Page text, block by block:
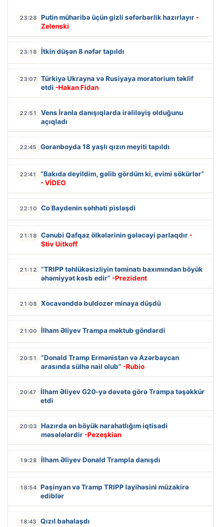
23:28 Putin müharibə üçün gizli səfərbərlik hazırlayır -
Zelenski
23:18 İtkin düşən 8 nəfər tapıldı
23:07
Türkiyə Ukrayna və Rusiyaya moratorium təklif
etdi -Hakan Fidan
22:51
Vens İranla danışıqlarda irəliləyiş olduğunu
açıqladı
22:45 Goranboyda 18 yaşlı qızın meyiti tapıldı
22:41
“Bakıda deyildim, gəlib gördüm ki, evimi sökürlər”
- VİDEO
22:10 Co Baydenin səhhəti pisləşdi
21:18 Cənubi Qafqaz ölkələrinin gələcəyi parlaqdır -
Stiv Uitkoff
21:12
“TRIPP təhlükəsizliyin təminatı baxımından böyük
əhəmiyyət kəsb edir” -Prezident
21:08 Xocavənddə buldozer minaya düşdü
21:00 İlham Əliyev Trampa məktub göndərdi
20:51
“Donald Tramp Ermənistan və Azərbaycan
arasında sülhə nail olub” -Rubio
20:47
İlham Əliyev G20-yə dəvətə görə Trampa təşəkkür
etdi
20:03
Hazırda ən böyük narahatlığım iqtisadi
məsələlərdir -Pezeşkian
19:28 İlham Əliyev Donald Trampla danışdı
18:54 Paşinyan və Tramp TRIPP layihəsini müzakirə
ediblər
18:43 Qızıl bahalaşdı